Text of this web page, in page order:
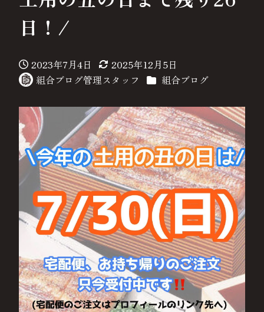
日！/
投稿日
2023年7月4日 更新日
2025年12月5日
著
組合ブログ管理スタッフ カテゴリー
組合ブログ